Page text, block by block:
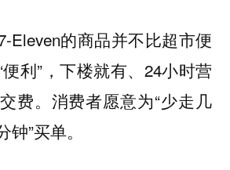
Eleven的商品并不比超市便
利”，下楼就有、24小时营
费。消费者愿意为“少走几
”买单。